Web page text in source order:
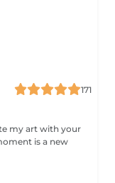
171
my art with your
is a new